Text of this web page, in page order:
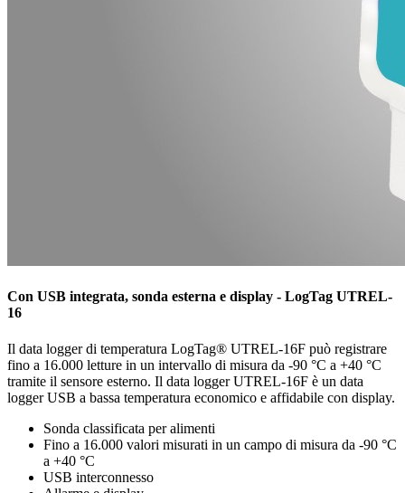
Con USB integrata, sonda esterna e display - LogTag UTREL-
16
Il data logger di temperatura LogTag® UTREL-16F può registrare
fino a 16.000 letture in un intervallo di misura da -90 °C a +40 °C
tramite il sensore esterno. Il data logger UTREL-16F è un data
logger USB a bassa temperatura economico e affidabile con display.
Sonda classificata per alimenti
Fino a 16.000 valori misurati in un campo di misura da -90 °C
a +40 °C
USB interconnesso